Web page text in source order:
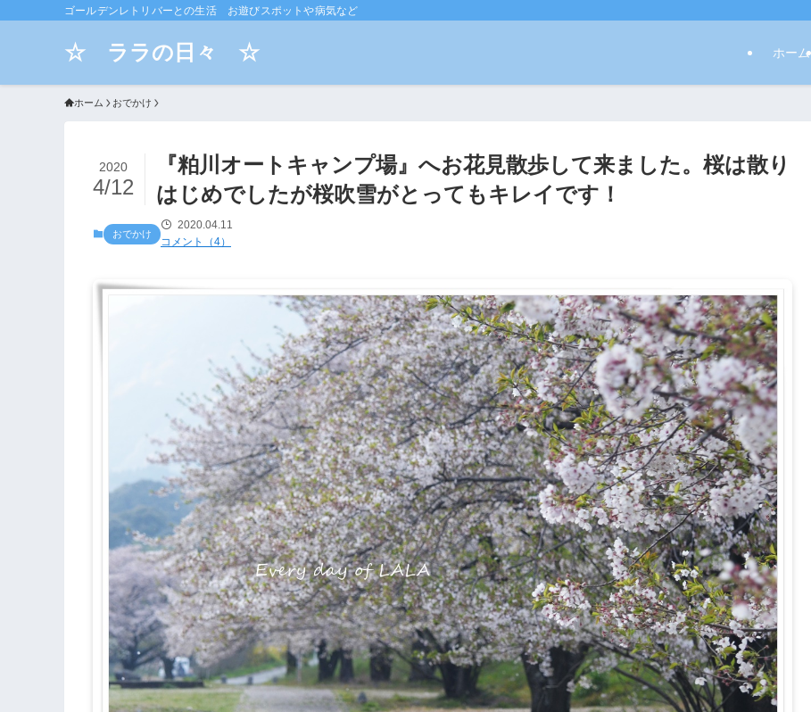
ゴールデンレトリバーとの生活 お遊びスポットや病気など
☆ ララの日々 ☆ ホーム
ホーム おでかけ
『粕川オートキャンプ場』へお花見散歩して来ました。桜は散り
はじめでしたが桜吹雪がとってもキレイです！
2020
4/12
おでかけ
2020.04.11
コメント（4）